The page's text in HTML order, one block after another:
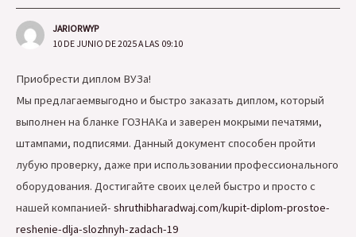
JARIORWYP
10 DE JUNIO DE 2025 A LAS 09:10
Приобрести диплом ВУЗа!
Мы предлагаемвыгодно и быстро заказать диплом, который
выполнен на бланке ГОЗНАКа и заверен мокрыми печатями,
штампами, подписями. Данный документ способен пройти
лубую проверку, даже при использовании профессионального
оборудования. Достигайте своих целей быстро и просто с
нашей компанией- shruthibharadwaj.com/kupit-diplom-prostoe-
reshenie-dlja-slozhnyh-zadach-19